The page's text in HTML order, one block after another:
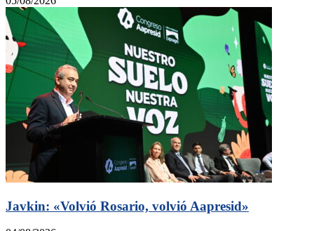
Javkin: «Volvió Rosario, volvió Aapresid»